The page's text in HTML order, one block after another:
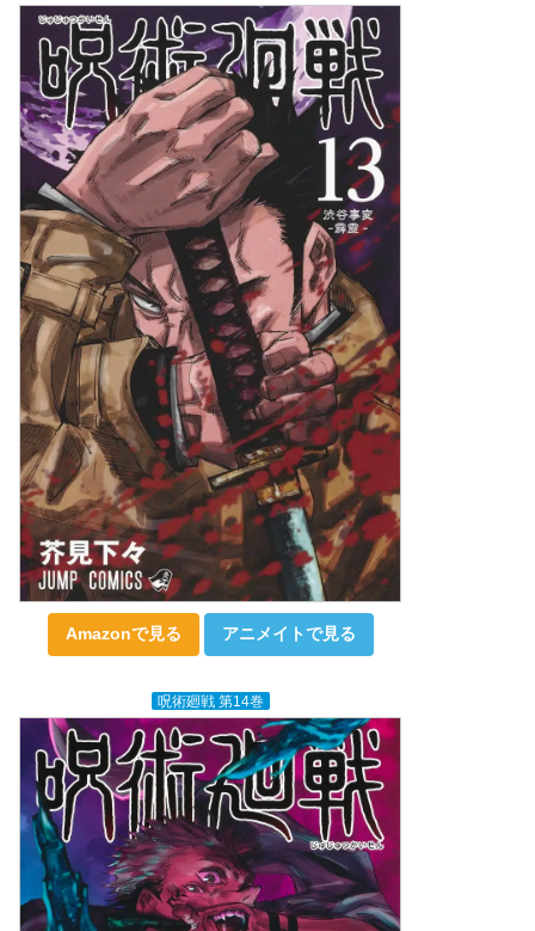
Amazonで見る アニメイトで見る
呪術廻戦 第14巻